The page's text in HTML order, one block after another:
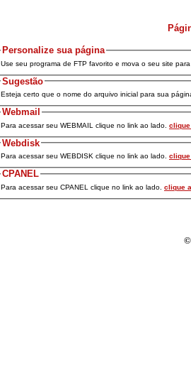
Personalize sua página
Use seu programa de FTP favorito e mova o seu site
Sugestão
Esteja certo que o nome do arquivo inicial para sua
Webmail
Para acessar seu WEBMAIL clique no link ao lado.
Webdisk
Para acessar seu WEBDISK clique no link ao lado.
CPANEL
Para acessar seu CPANEL clique no link ao lado. clique